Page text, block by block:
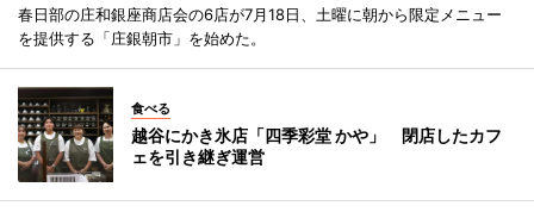
春日部の庄和銀座商店会の6店が7月18日、土曜に朝から限定メニュー
を提供する「庄銀朝市」を始めた。
食べる
越谷にかき氷店「四季彩堂 かや」 閉店したカフ
ェを引き継ぎ運営